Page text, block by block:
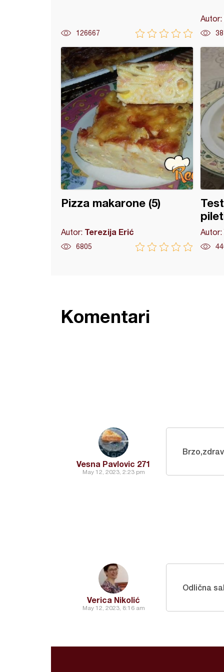
126667
Autor:
Pizza makarone (5)
Autor: Terezija Erić
6805
Autor:
krompir sa fetom i sumakom
Komentari
Vesna Pavlovic 271
May 12, 2023, 2:23 pm
Verica Nikolić
May 12, 2023, 8:16 am
Odlična